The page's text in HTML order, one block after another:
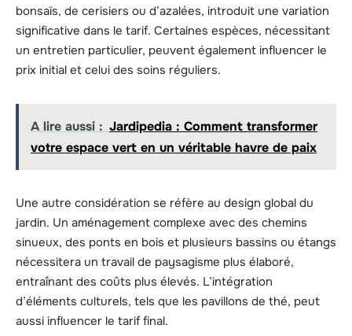
bonsaïs, de cerisiers ou d’azalées, introduit une variation
significative dans le tarif. Certaines espèces, nécessitant
un entretien particulier, peuvent également influencer le
prix initial et celui des soins réguliers.
A lire aussi : Jardipedia : Comment transformer
votre espace vert en un véritable havre de paix
Une autre considération se réfère au design global du
jardin. Un aménagement complexe avec des chemins
sinueux, des ponts en bois et plusieurs bassins ou étangs
nécessitera un travail de paysagisme plus élaboré,
entraînant des coûts plus élevés. L’intégration
d’éléments culturels, tels que les pavillons de thé, peut
aussi influencer le tarif final.